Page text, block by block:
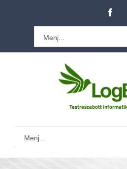
Menj...
Menj...